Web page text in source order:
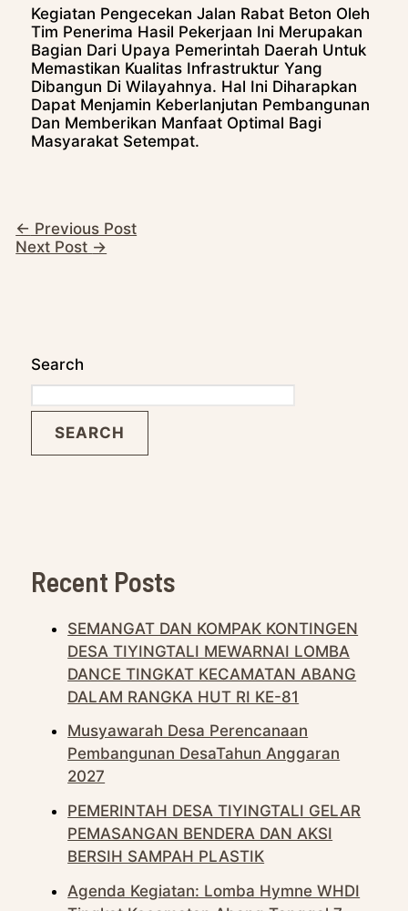
Kegiatan Pengecekan Jalan Rabat Beton Oleh
Tim Penerima Hasil Pekerjaan Ini Merupakan
Bagian Dari Upaya Pemerintah Daerah Untuk
Memastikan Kualitas Infrastruktur Yang
Dibangun Di Wilayahnya. Hal Ini Diharapkan
Dapat Menjamin Keberlanjutan Pembangunan
Dan Memberikan Manfaat Optimal Bagi
Masyarakat Setempat.
← Previous Post
Next Post →
Search
SEARCH
Recent Posts
SEMANGAT DAN KOMPAK KONTINGEN
DESA TIYINGTALI MEWARNAI LOMBA
DANCE TINGKAT KECAMATAN ABANG
DALAM RANGKA HUT RI KE-81
Musyawarah Desa Perencanaan
Pembangunan DesaTahun Anggaran
2027
PEMERINTAH DESA TIYINGTALI GELAR
PEMASANGAN BENDERA DAN AKSI
BERSIH SAMPAH PLASTIK
Agenda Kegiatan: Lomba Hymne WHDI